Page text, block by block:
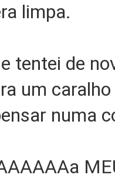
limpa.
tentei de
um
numa